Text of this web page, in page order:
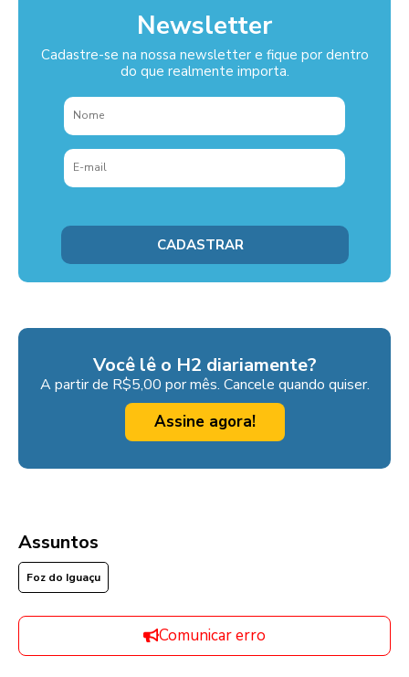
Newsletter
Cadastre-se na nossa newsletter e fique por dentro
do que realmente importa.
Você lê o H2 diariamente?
A partir de R$5,00 por mês. Cancele quando quiser.
Assine agora!
Assuntos
Foz do Iguaçu
Comunicar erro